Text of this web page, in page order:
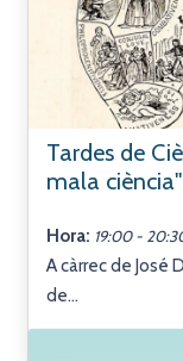
Tardes de
mala ciència"
Hora: 19:00 -
A càrrec de José
de...